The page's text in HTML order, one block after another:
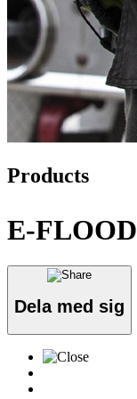
Products
E-FLOOD
Dela med sig